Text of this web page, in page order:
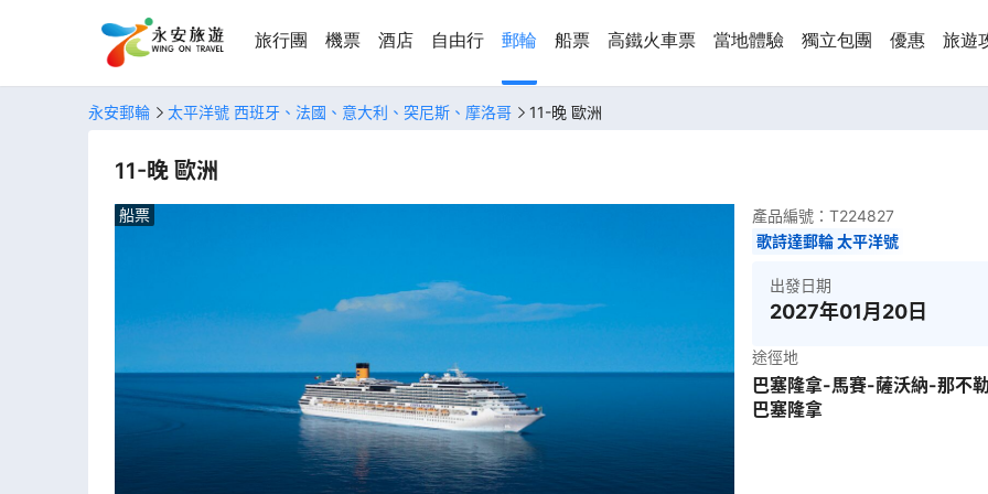
旅行團 機票 酒店 自由行 郵輪 船票 高鐵火車票 當地體驗 獨立包團 優惠 旅遊
永安郵輪 太平洋號 西班牙、法國、意大利、突尼斯、摩洛哥 11-晚 歐洲
11-晚 歐洲
船票 產品編號： T224827
歌詩達郵輪 太平洋號
出發日期
2027年01月20日
途徑地
巴塞隆拿-馬賽-薩沃納-那不
巴塞隆拿